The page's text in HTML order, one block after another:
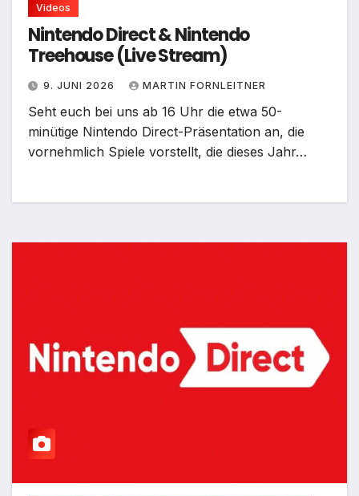
Videos
Nintendo Direct & Nintendo
Treehouse (Live Stream)
9. JUNI 2026 MARTIN FORNLEITNER
Seht euch bei uns ab 16 Uhr die etwa 50-
minütige Nintendo Direct-Präsentation an, die
vornehmlich Spiele vorstellt, die dieses Jahr…